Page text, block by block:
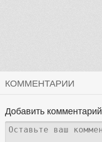
КОММЕНТАРИИ
Добавить комментарий